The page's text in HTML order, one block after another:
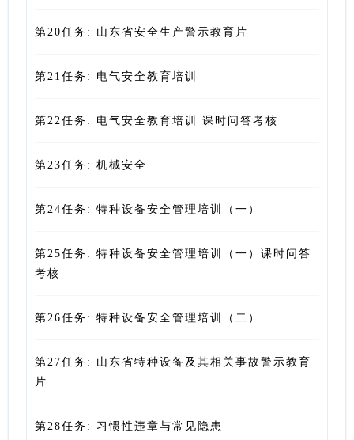
第20任务: 山东省安全生产警示教育片
第21任务: 电气安全教育培训
第22任务: 电气安全教育培训 课时问答考核
第23任务: 机械安全
第24任务: 特种设备安全管理培训（一）
第25任务: 特种设备安全管理培训（一）课时问答
考核
第26任务: 特种设备安全管理培训（二）
第27任务: 山东省特种设备及其相关事故警示教育
片
第28任务: 习惯性违章与常见隐患